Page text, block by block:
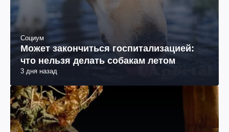
Социум
Может закончиться госпитализацией:
что нельзя делать собакам летом
3 дня назад